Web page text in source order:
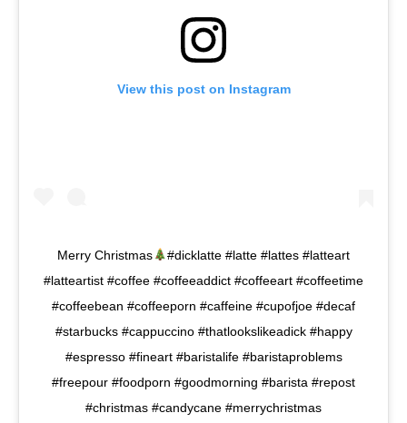
View this post on Instagram
Merry Christmas
#dicklatte #latte #lattes #latteart
#latteartist #coffee #coffeeaddict #coffeeart #coffeetime
#coffeebean #coffeeporn #caffeine #cupofjoe #decaf
#starbucks #cappuccino #thatlookslikeadick #happy
#espresso #fineart #baristalife #baristaproblems
#freepour #foodporn #goodmorning #barista #repost
#christmas #candycane #merrychristmas